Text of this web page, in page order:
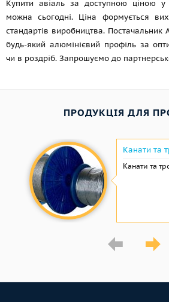
Купити авіаль за доступною ціною у
можна сьогодні. Ціна формується
стандартів виробництва. Постачальник
будь-який алюмінієвий профіль за
чи в роздріб. Запрошуємо до
ПРОДУКЦІЯ ДЛЯ
Канати та
Канати та